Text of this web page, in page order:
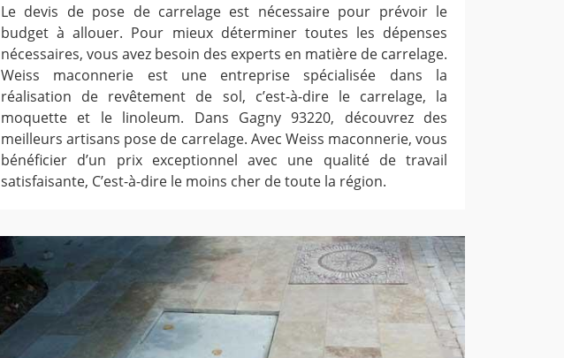
Le devis de pose de carrelage est nécessaire pour prévoir le
budget à allouer. Pour mieux déterminer toutes les dépenses
nécessaires, vous avez besoin des experts en matière de carrelage.
Weiss maconnerie est une entreprise spécialisée dans la
réalisation de revêtement de sol, c’est-à-dire le carrelage, la
moquette et le linoleum. Dans Gagny 93220, découvrez des
meilleurs artisans pose de carrelage. Avec Weiss maconnerie, vous
bénéficier d’un prix exceptionnel avec une qualité de travail
satisfaisante, C’est-à-dire le moins cher de toute la région.